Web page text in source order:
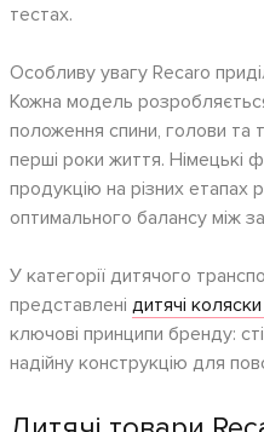
тестах.
Особливу увагу Recaro
Кожна модель
положення спини, голови
перші роки життя. Німецькі
продукцію на різних етапах
оптимального балансу між
У категорії дитячого
представлені дитячі
ключові принципи бренду:
надійну конструкцію для